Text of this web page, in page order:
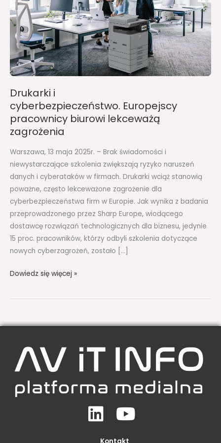
Drukarki i
cyberbezpieczeństwo. Europejscy
pracownicy biurowi lekceważą
zagrożenia
Warszawa, 13 maja 2025r. – Brak świadomości i
niewystarczające szkolenia zwiększają ryzyko naruszeń
danych i cyberataków w firmach. Drukarki wciąż stanowią
poważne, często lekceważone zagrożenie dla
cyberbezpieczeństwa firm w Europie. Jak wynika z badania
przeprowadzonego przez Sharp Europe, wiodącego
dostawcę rozwiązań technologicznych dla biznesu, jedynie
15 proc. pracowników, którzy odbyli szkolenia dotyczące
nowych cyberzagrożeń, zostało […]
lekceważą
zagrożenia
Dowiedz się więcej »
LinkedinYoutube